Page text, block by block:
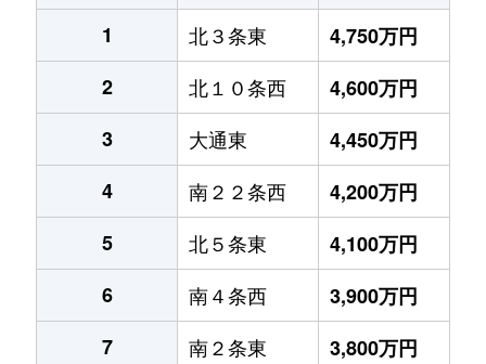
1
北３条東
4,750万円
2
北１０条西
4,600万円
3
大通東
4,450万円
4
南２２条西
4,200万円
5
北５条東
4,100万円
6
南４条西
3,900万円
7
南２条東 3,800万円